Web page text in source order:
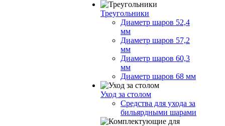
Треугольники
Диаметр шаров 52,4
мм
Диаметр шаров 57,2
мм
Диаметр шаров 60,3
мм
Диаметр шаров 68 мм
Уход за столом
Средства для ухода за
бильярдными шарами